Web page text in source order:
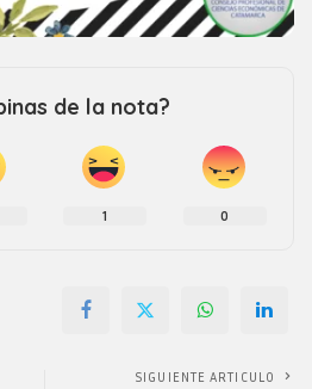
de la nota?
1 0
SIGUIENTE ARTICULO